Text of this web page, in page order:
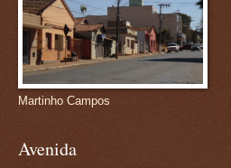
Martinho Campos
Avenida